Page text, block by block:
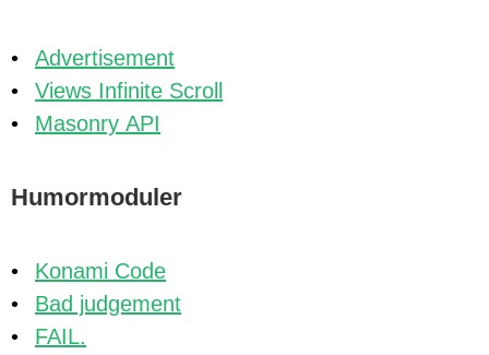
Advertisement
Views Infinite Scroll
Masonry API
Humormoduler
Konami Code
Bad judgement
FAIL.